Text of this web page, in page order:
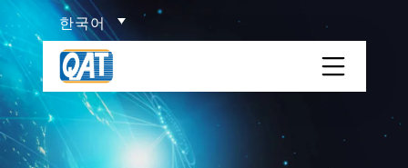
Skip
to
content
한국어
QAT 컨테이너 보관소
회사개요